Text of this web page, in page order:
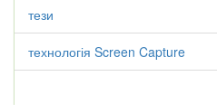
тези
технологія Screen Capture